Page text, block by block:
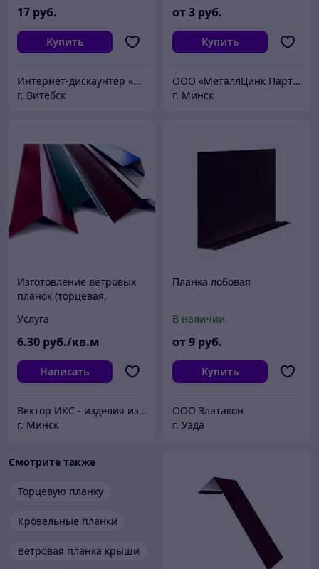
17 руб.
Купить
Интернет-дискаунтер «СтройКонтинент»
г. Витебск
от3 руб.
Купить
ООО «МеталлЦинк Партнер»
г. Минск
Изготовление ветровых
планок (торцевая,
оцинкованной стали
Услуга
6.30 руб./кв.м
Написать
Вектор ИКС - изделия из металла и пластика
г. Минск
Планка лобовая
В наличии
от9 руб.
Купить
ООО Златакон
г. Узда
Смотрите также
Торцевую планку
Кровельные планки
Ветровая планка крыши